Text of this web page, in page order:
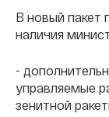
В новый
наличия
-
управляемые
зенитной